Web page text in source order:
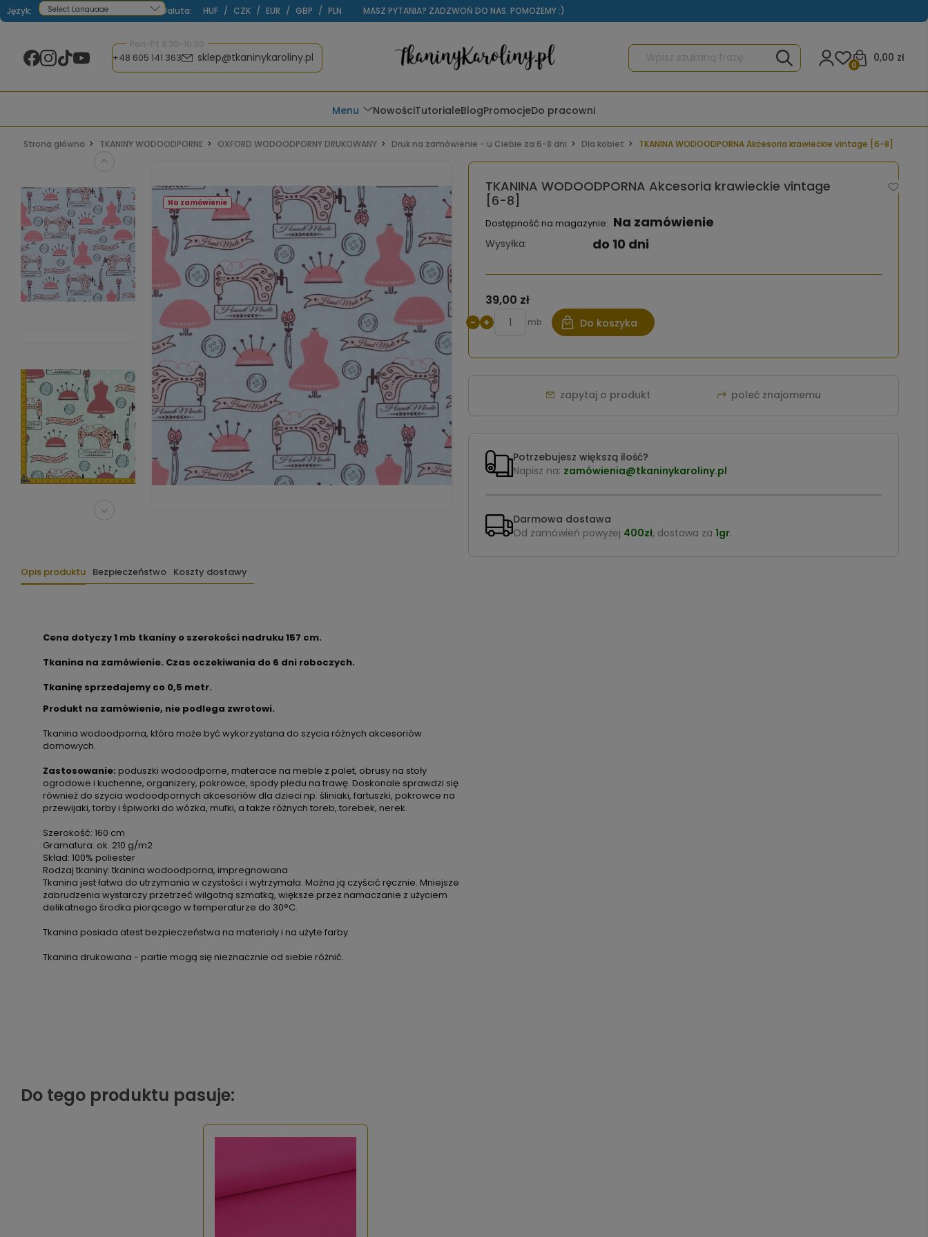
Język:
Powered by
Waluta: HUF / CZK / EUR / GBP / PLN MASZ PYTANIA? ZADZWOŃ DO NAS. POMOŻEMY :)
Pon-Pt 8:30-16:30
+48 605 141 363 sklep@tkaninykaroliny.pl 0,00 zł
0
Menu NowościTutorialeBlogPromocjeDo pracowni
Strona główna TKANINY WODOODPORNE OXFORD WODOODPORNY DRUKOWANY Druk na zamówienie - u Ciebie za 6-8 dni Dla kobiet TKANINA WODOODPORNA Akcesoria krawieckie vintage [6-8]
Na zamówienie
Opis produktu Bezpieczeństwo Koszty dostawy
Cena dotyczy 1 mb tkaniny o szerokości nadruku 157 cm.
Tkanina na zamówienie. Czas oczekiwania do 6 dni roboczych.
Tkaninę sprzedajemy co 0,5 metr.
Produkt na zamówienie, nie podlega zwrotowi.
Tkanina wodoodporna, która może być wykorzystana do szycia różnych akcesoriów
domowych.
Zastosowanie: poduszki wodoodporne, materace na meble z palet, obrusy na stoły
ogrodowe i kuchenne, organizery, pokrowce, spody pledu na trawę. Doskonale sprawdzi się
również do szycia wodoodpornych akcesoriów dla dzieci np. śliniaki, fartuszki, pokrowce na
przewijaki, torby i śpiworki do wózka, mufki, a także różnych toreb, torebek, nerek.
Szerokość: 160 cm
Gramatura: ok. 210 g/m2
Skład: 100% poliester
Rodzaj tkaniny: tkanina wodoodporna, impregnowana
Tkanina jest łatwa do utrzymania w czystości i wytrzymała. Można ją czyścić ręcznie. Mniejsze
zabrudzenia wystarczy przetrzeć wilgotną szmatką, większe przez namaczanie z użyciem
delikatnego środka piorącego w temperaturze do 30°C.
Tkanina posiada atest bezpieczeństwa na materiały i na użyte farby.
Tkanina drukowana - partie mogą się nieznacznie od siebie różnić.
TKANINA WODOODPORNA Akcesoria krawieckie vintage
[6-8]
Dostępność na magazynie: Na zamówienie
Wysyłka: do 10 dni
39,00 zł
− + mb Do koszyka
zapytaj o produkt poleć znajomemu
Potrzebujesz większą ilość?
Napisz na: zamówienia@tkaninykaroliny.pl
Darmowa dostawa
Od zamówień powyżej 400zł, dostawa za 1gr.
Do tego produktu pasuje: